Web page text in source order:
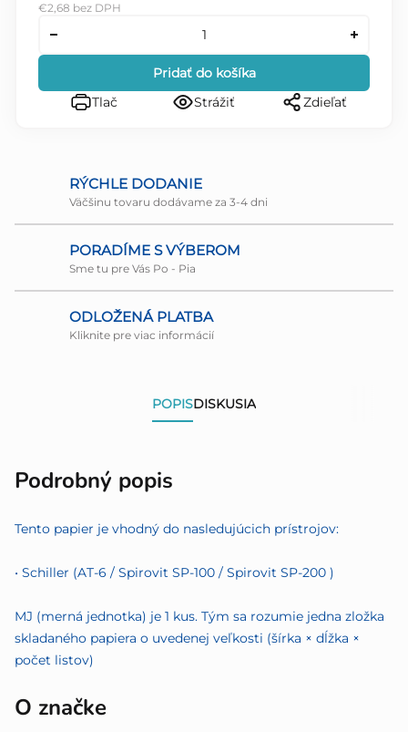
€2,68 bez DPH
Pridať do košíka
Tlač
Strážiť Zdieľať
RÝCHLE DODANIE
Väčšinu tovaru dodávame za 3-4 dni
PORADÍME S VÝBEROM
Sme tu pre Vás Po - Pia
ODLOŽENÁ PLATBA
Kliknite pre viac informácií
POPISDISKUSIA
Podrobný popis
Tento papier je vhodný do nasledujúcich prístrojov:
• Schiller (AT-6 / Spirovit SP-100 / Spirovit SP-200 )
MJ (merná jednotka) je 1 kus. Tým sa rozumie jedna zložka
skladaného papiera o uvedenej veľkosti (šírka × dĺžka ×
počet listov)
O značke